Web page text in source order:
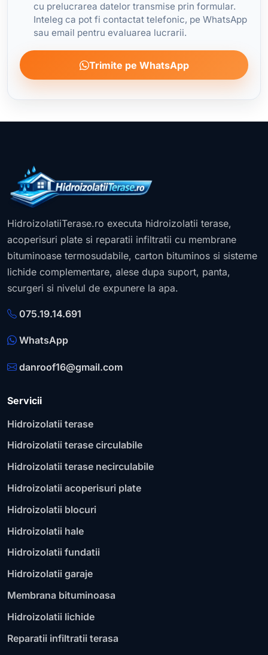
cu prelucrarea datelor transmise prin formular.
Inteleg ca pot fi contactat telefonic, pe WhatsApp
sau email pentru evaluarea lucrarii.
Trimite pe WhatsApp
HidroizolatiiTerase.ro executa hidroizolatii terase,
acoperisuri plate si reparatii infiltratii cu membrane
bituminoase termosudabile, carton bituminos si sisteme
lichide complementare, alese dupa suport, panta,
scurgeri si nivelul de expunere la apa.
075.19.14.691
WhatsApp
danroof16@gmail.com
Servicii
Hidroizolatii terase
Hidroizolatii terase circulabile
Hidroizolatii terase necirculabile
Hidroizolatii acoperisuri plate
Hidroizolatii blocuri
Hidroizolatii hale
Hidroizolatii fundatii
Hidroizolatii garaje
Membrana bituminoasa
Hidroizolatii lichide
Reparatii infiltratii terasa